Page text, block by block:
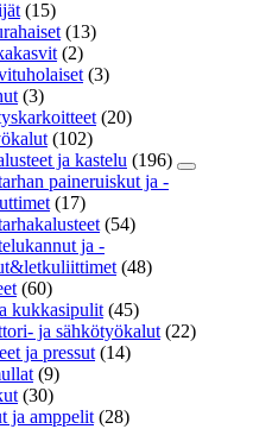
(15)
(13)
(2)
(3)
(3)
(20)
(102)
ja kastelu (196)
paineruiskut ja -
(17)
(54)
ja -
(48)
(60)
kukkasipulit (45)
ja sähkötyökalut (22)
ja pressut (14)
(9)
(30)
ja amppelit (28)